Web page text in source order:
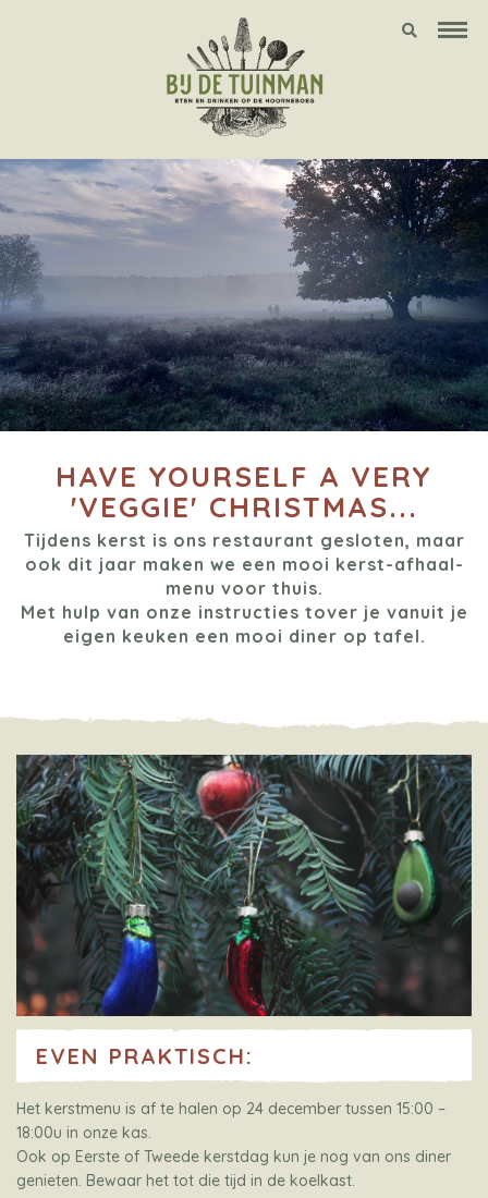
HAVE YOURSELF A VERY
'VEGGIE' CHRISTMAS...
Tijdens kerst is ons restaurant gesloten, maar
ook dit jaar maken we een mooi kerst-afhaal-
menu voor thuis.
Met hulp van onze instructies tover je vanuit je
eigen keuken een mooi diner op tafel.
EVEN PRAKTISCH:
Het kerstmenu is af te halen op 24 december tussen 15:00 –
18:00u in onze kas.
Ook op Eerste of Tweede kerstdag kun je nog van ons diner
genieten. Bewaar het tot die tijd in de koelkast.